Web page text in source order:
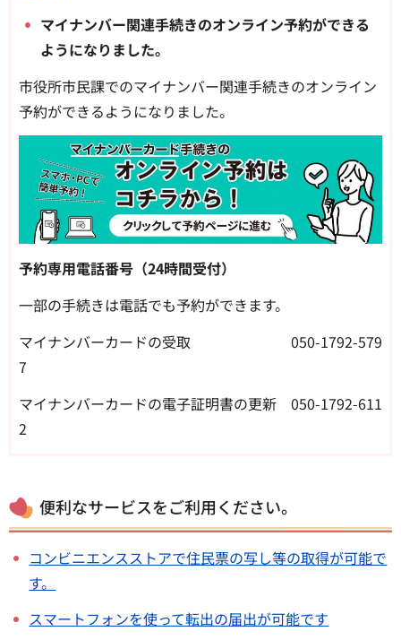
マイナンバー関連手続きのオンライン予約ができる
ようになりました。
市役所市民課でのマイナンバー関連手続きのオンライン
予約ができるようになりました。
予約専用電話番号（24時間受付）
一部の手続きは電話でも予約ができます。
マイナンバーカードの受取 050-1792-579
7
マイナンバーカードの電子証明書の更新 050-1792-611
2
便利なサービスをご利用ください。
コンビニエンスストアで住民票の写し等の取得が可能で
す。
スマートフォンを使って転出の届出が可能です